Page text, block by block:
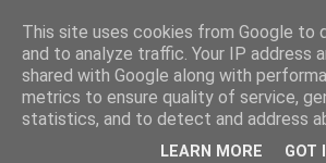
Pax Aquitania
Blog d'actualité et d'analyse stratégique
This site uses cookies from Google to
and to analyze traffic. Your IP address
shared with Google along with
metrics to ensure quality of service,
statistics, and to detect and address
LEARN MORE GOT